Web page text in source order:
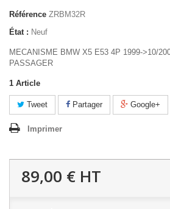
Référence ZRBM32R
État : Neuf
MECANISME BMW X5 E53 4P 1999->10/
PASSAGER
1 Article
Tweet Partager Google+
Imprimer
89,00 € HT